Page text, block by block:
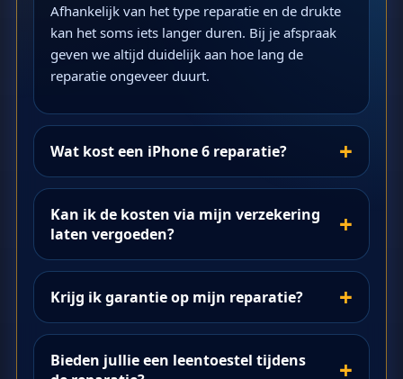
Afhankelijk van het type reparatie en de drukte
kan het soms iets langer duren. Bij je afspraak
geven we altijd duidelijk aan hoe lang de
reparatie ongeveer duurt.
Wat kost een iPhone 6 reparatie?
Kan ik de kosten via mijn verzekering
laten vergoeden?
Krijg ik garantie op mijn reparatie?
Bieden jullie een leentoestel tijdens